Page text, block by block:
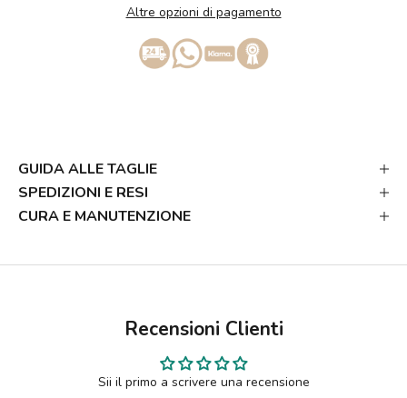
Altre opzioni di pagamento
GUIDA ALLE TAGLIE
SPEDIZIONI E RESI
CURA E MANUTENZIONE
Recensioni Clienti
Sii il primo a scrivere una recensione